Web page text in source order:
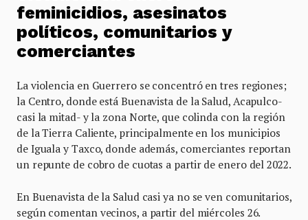
feminicidios, asesinatos
políticos, comunitarios y
comerciantes
La violencia en Guerrero se concentró en tres regiones;
la Centro, donde está Buenavista de la Salud, Acapulco-
casi la mitad- y la zona Norte, que colinda con la región
de la Tierra Caliente, principalmente en los municipios
de Iguala y Taxco, donde además, comerciantes reportan
un repunte de cobro de cuotas a partir de enero del 2022.
En Buenavista de la Salud casi ya no se ven comunitarios,
según comentan vecinos, a partir del miércoles 26.